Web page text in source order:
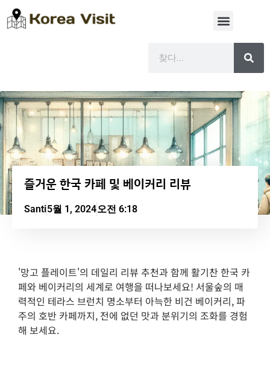
즐거운 한국 카페 및 베이커리 리뷰
Santi5월 1, 2024오전 6:18
'망고 플레이트'의 데일리 리뷰 추천과 함께 활기찬 한국 카
페와 베이커리의 세계로 여행을 떠나보세요! 서울숲의 매
력적인 테라스 브런치 명소부터 아늑한 비건 베이커리, 파
주의 호반 카페까지, 전에 없던 맛과 분위기의 조화를 경험
해 보세요.